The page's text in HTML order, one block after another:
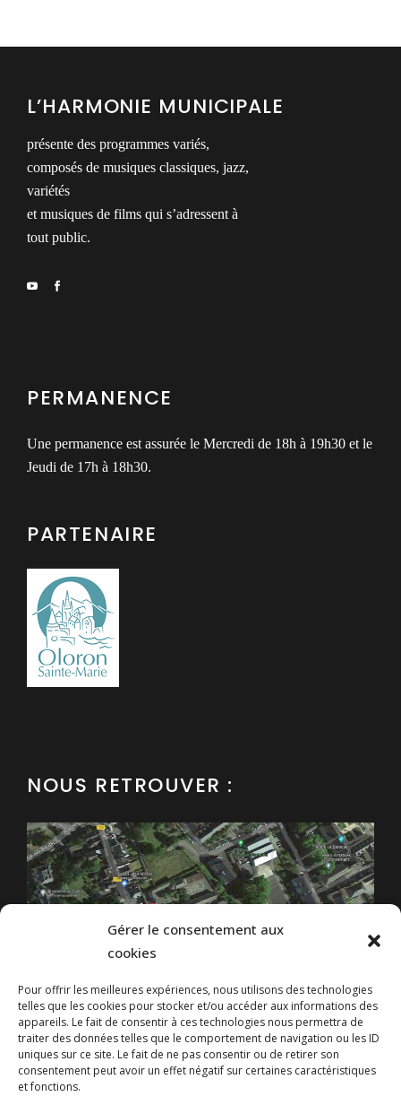
Gérer le consentement aux
cookies
Pour offrir les meilleures expériences, nous utilisons des technologies
telles que les cookies pour stocker et/ou accéder aux informations des
appareils. Le fait de consentir à ces technologies nous permettra de
traiter des données telles que le comportement de navigation ou les ID
uniques sur ce site. Le fait de ne pas consentir ou de retirer son
consentement peut avoir un effet négatif sur certaines caractéristiques
et fonctions.
L’HARMONIE MUNICIPALE
présente des programmes variés,
composés de musiques classiques, jazz,
variétés
et musiques de films qui s’adressent à
tout public.
PERMANENCE
Une permanence est assurée le Mercredi de 18h à 19h30 et le
Jeudi de 17h à 18h30.
PARTENAIRE
NOUS RETROUVER :
14, rue Adoue - 64400 Oloron Sainte-Marie